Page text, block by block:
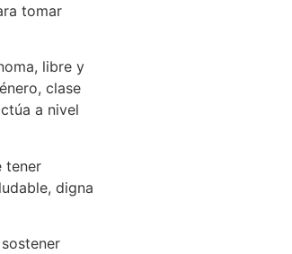
tomar
libre y
clase
a nivel
tener
digna